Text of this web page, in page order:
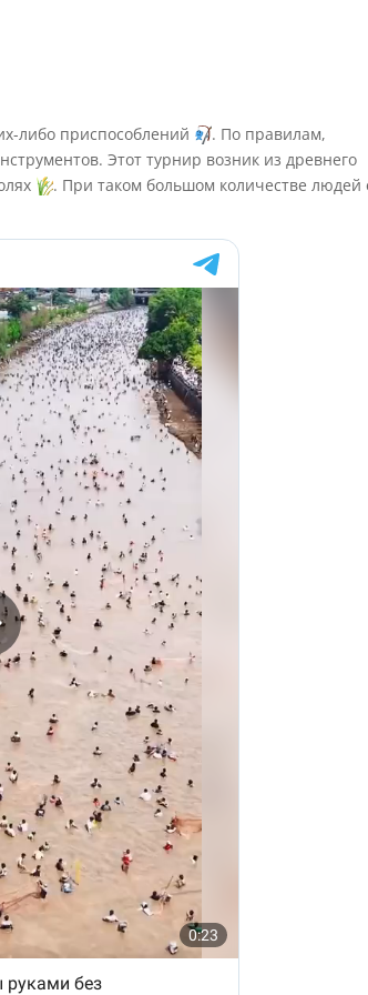
либо приспособлений
. По правилам,
Этот турнир возник из древнего
. При таком большом количестве людей